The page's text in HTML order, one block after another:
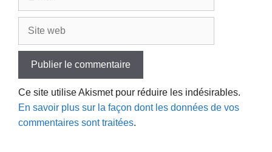
Ce site utilise Akismet pour réduire les indésirables.
En savoir plus sur la façon dont les données de vos
commentaires sont traitées.